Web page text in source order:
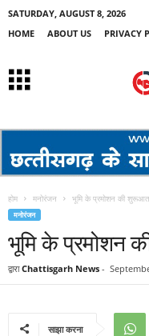
SATURDAY, AUGUST 8, 2026
HOME
ABOUT US PRIVACY
होम मनोरंजन भूमि के प्रमोशन की
मनोरंजन
भूमि के प्रमोशन
द्वारा Chattisgarh News -
साझा करना